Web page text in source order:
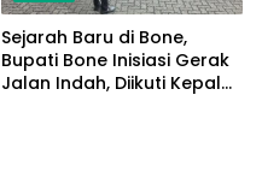
Sejarah Baru di Bone,
Bupati Bone Inisiasi Gerak
Jalan Indah, Diikuti Kepala